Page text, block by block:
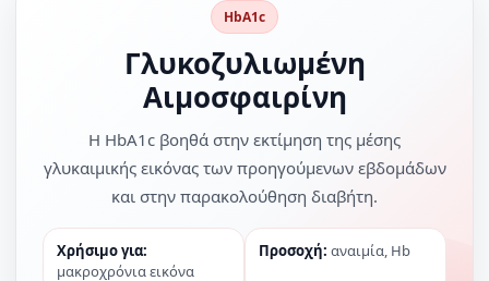
HbA1c
Γλυκοζυλιωμένη
Αιμοσφαιρίνη
Η HbA1c βοηθά στην εκτίμηση της μέσης
γλυκαιμικής εικόνας των προηγούμενων εβδομάδων
και στην παρακολούθηση διαβήτη.
Χρήσιμο για:
μακροχρόνια εικόνα
Προσοχή: αναιμία, Hb